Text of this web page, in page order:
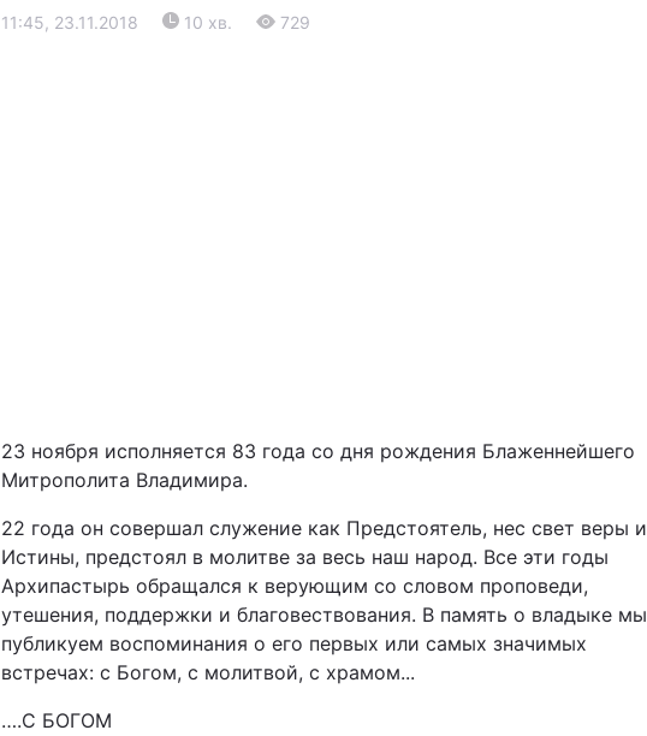
Харків
Наука
Лайт
11:45, 23.11.2018 10 хв. 729
23 ноября исполняется 83 года со дня рождения Блаженнейшего
Митрополита Владимира.
22 года он совершал служение как Предстоятель, нес свет веры и
Истины, предстоял в молитве за весь наш народ. Все эти годы
Архипастырь обращался к верующим со словом проповеди,
утешения, поддержки и благовествования. В память о владыке мы
публикуем воспоминания о его первых или самых значимых
встречах: с Богом, с молитвой, с храмом...
….С БОГОМ